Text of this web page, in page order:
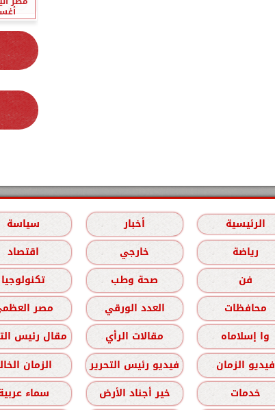
الرئيسية أخبار سياسة
رياضة
خارجي اقتصاد
فن
صحة وطب تكنولوجيا
محافظات
العدد الورقي مصر
وا إسلاماه
مقالات الرأي مقال رئيس
فيديو الزمان
فيديو رئيس التحرير الزمان
خدمات
خير أجناد الأرض سماء